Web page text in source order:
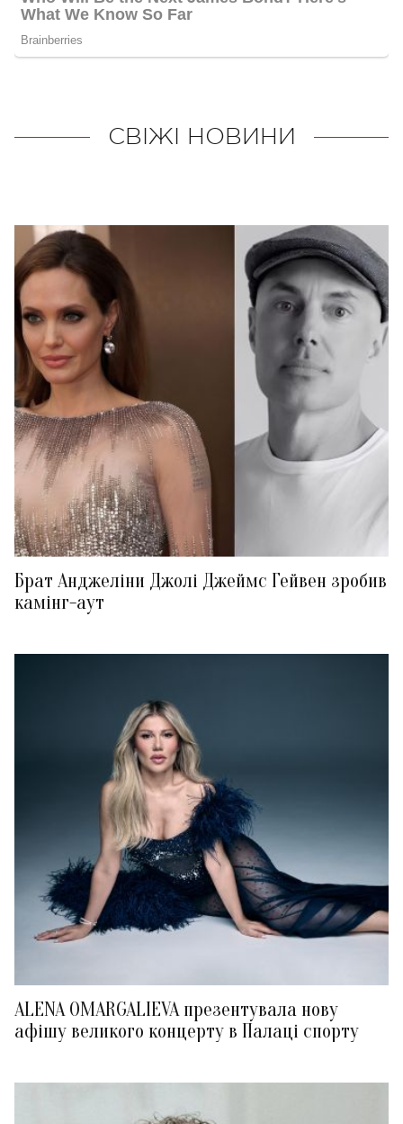
СВІЖІ НОВИНИ
Брат Анджеліни Джолі Джеймс Гейвен зробив
камінг-аут
ALENA OMARGALIEVA презентувала нову
афішу великого концерту в Палаці спорту